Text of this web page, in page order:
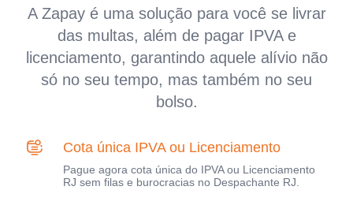
A Zapay é uma solução para você se livrar
das multas, além de pagar IPVA e
licenciamento, garantindo aquele alívio não
só no seu tempo, mas também no seu
bolso.
Cota única IPVA ou Licenciamento
Pague agora cota única do IPVA ou Licenciamento
RJ sem filas e burocracias no Despachante RJ.